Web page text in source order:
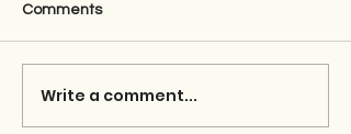
Comments
Write a comment...